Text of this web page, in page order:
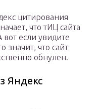
цитирования
что тИЦ сайта
если увидите
значит, что сайт
обнулен.
Яндекс